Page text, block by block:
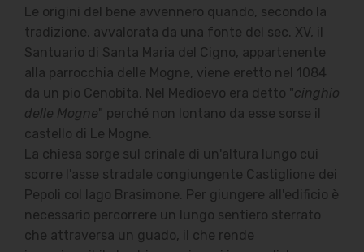
Le origini del bene avvennero quando, secondo la
tradizione, avvalorata da una fonte del sec. XV, il
Santuario di Santa Maria del Cigno, appartenente
alla parrocchia delle Mogne, viene eretto nel 1084
da un pio Cenobita. Nel Medioevo era detto "cinghio
delle Mogne" perché non lontano da esse sorse il
castello di Le Mogne.
La chiesa sorge sul crinale di un'altura lungo cui
scorre l'asse stradale congiungente Castiglione dei
Pepoli col lago Brasimone. Per giungere all'edificio è
necessario percorrere un lungo sentiero sterrato
che attraversa un guado, il che rende